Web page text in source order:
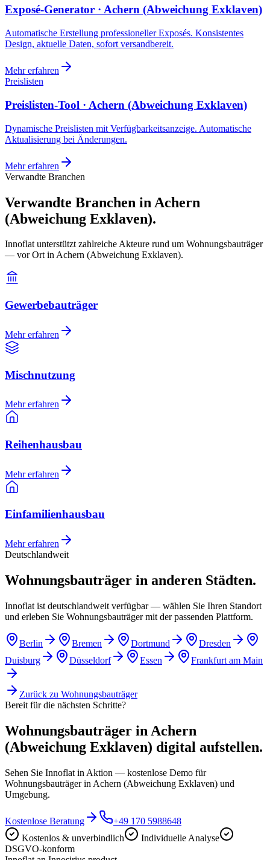
Exposé-Generator · Achern (Abweichung Exklaven)
Automatische Erstellung professioneller Exposés. Konsistentes
Design, aktuelle Daten, sofort versandbereit.
Mehr erfahren
Preislisten
Preislisten-Tool · Achern (Abweichung Exklaven)
Dynamische Preislisten mit Verfügbarkeitsanzeige. Automatische
Aktualisierung bei Änderungen.
Mehr erfahren
Verwandte Branchen
Verwandte Branchen in Achern
(Abweichung Exklaven).
Innoflat unterstützt zahlreiche Akteure rund um Wohnungsbauträger
— vor Ort in Achern (Abweichung Exklaven).
Gewerbebauträger
Mehr erfahren
Mischnutzung
Mehr erfahren
Reihenhausbau
Mehr erfahren
Einfamilienhausbau
Mehr erfahren
Deutschlandweit
Wohnungsbauträger in anderen Städten.
Innoflat ist deutschlandweit verfügbar — wählen Sie Ihren Standort
und erleben Sie Wohnungsbauträger mit der passenden Plattform.
Berlin Bremen Dortmund
Dresden
Duisburg
Düsseldorf Essen Frankfurt am Main
Zurück zu Wohnungsbauträger
Bereit für die nächsten Schritte?
Wohnungsbauträger in Achern
(Abweichung Exklaven) digital aufstellen.
Sehen Sie Innoflat in Aktion — kostenlose Demo für
Wohnungsbauträger in Achern (Abweichung Exklaven) und
Umgebung.
Kostenlose Beratung
+49 170 5988648
Kostenlos & unverbindlich
Individuelle Analyse
DSGVO-konform